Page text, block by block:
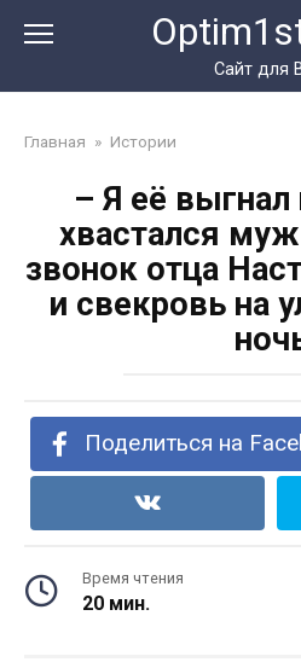
Сайт для
Главная » Истории
– Я её выгнал
хвастался
звонок отца
и свекровь на
Поделиться на
Время чтения
20 мин.